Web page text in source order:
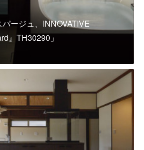
ージュ、INNOVATIVE
』TH30290」